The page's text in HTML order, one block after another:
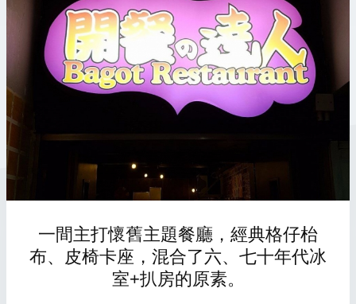
一間主打懷舊主題餐廳，經典格仔枱
布、皮椅卡座，混合了六、七十年代冰
室+扒房的原素。